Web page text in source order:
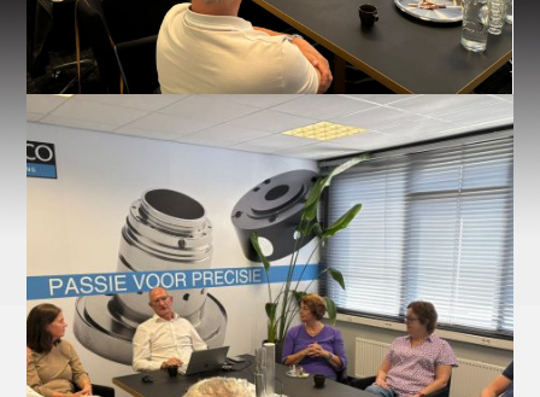
CONTACT
Verhuizing Atlas
Nieuws
Vacatures
Boers & Co Relatie
Boers HR mijn Boers & Co